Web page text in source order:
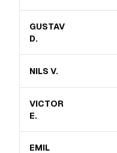
GUSTAV
D.
NILS V.
VICTOR
E.
EMIL